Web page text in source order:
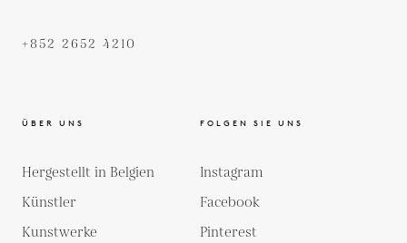
+852 2652 4210
ÜBER UNS
Hergestellt in Belgien
Künstler
Kunstwerke
FOLGEN SIE UNS
Instagram
Facebook
Pinterest